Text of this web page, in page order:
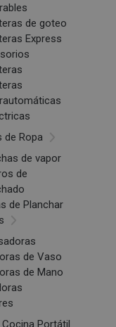
de goteo
Express
de Ropa
de vapor
de
de Planchar
de Vaso
de Mano
Portátil